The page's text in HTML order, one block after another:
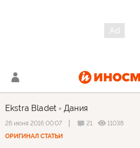
Ekstra Bladet Дания
26 июня 2016 00:07 21
11038
ОРИГИНАЛ СТАТЬИ